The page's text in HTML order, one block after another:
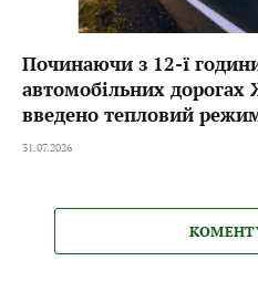
Починаючи з 12-ї
автомобільних
введено тепловий
31.07.2026